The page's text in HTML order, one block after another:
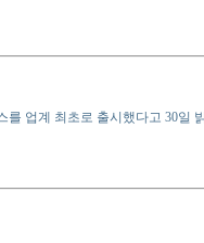
업계 최초로 출시했다고 30일